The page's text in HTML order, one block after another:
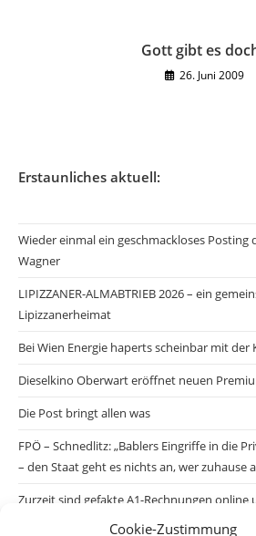
Cookie-Zustimmung
Gott gibt es
26. Juni 2009
Erstaunliches aktuell:
Wieder einmal ein geschmackloses Posting
Wagner
LIPIZZANER-ALMABTRIEB 2026 – ein
Lipizzanerheimat
Bei Wien Energie haperts scheinbar mit der
Dieselkino Oberwart eröffnet neuen
Die Post bringt allen was
FPÖ – Schnedlitz: „Bablers Eingriffe in die
– den Staat geht es nichts an, wer zuhause
Zurzeit sind gefakte A1-Rechnungen online
Salzburgs Juden und ihre Sicherheit: „Erst